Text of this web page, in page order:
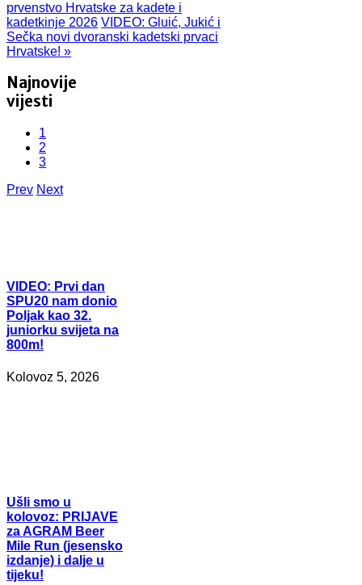
prvenstvo Hrvatske za kadete i
kadetkinje 2026 VIDEO: Gluić, Jukić i
Sečka novi dvoranski kadetski prvaci
Hrvatske! »
Najnovije
vijesti
1
2
3
Prev Next
VIDEO: Prvi dan
SPU20 nam donio
Poljak kao 32.
juniorku svijeta na
800m!
Kolovoz 5, 2026
Ušli smo u
kolovoz: PRIJAVE
za AGRAM Beer
Mile Run (jesensko
izdanje) i dalje u
tijeku!